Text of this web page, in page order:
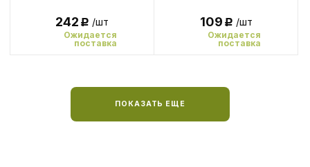
242Р /шт
Ожидается
поставка
109Р /шт
Ожидается
поставка
ПОКАЗАТЬ ЕЩЕ